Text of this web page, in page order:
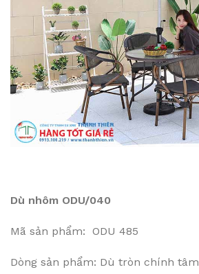
Dù nhôm ODU/040
Mã sản phẩm: ODU 485
Dòng sản phẩm: Dù tròn chính tâm